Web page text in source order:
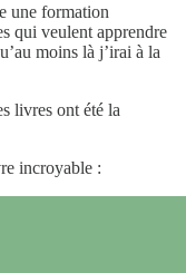
une formation
qui veulent apprendre
moins là j’irai à la
livres ont été la
incroyable :